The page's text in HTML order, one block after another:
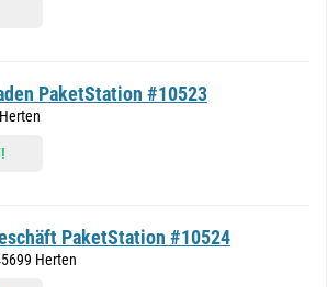
PaketStation #10523
PaketStation #10524
Herten